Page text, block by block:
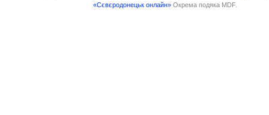
«Сєвєродонецьк онлайн» Окрема подяка MDF.